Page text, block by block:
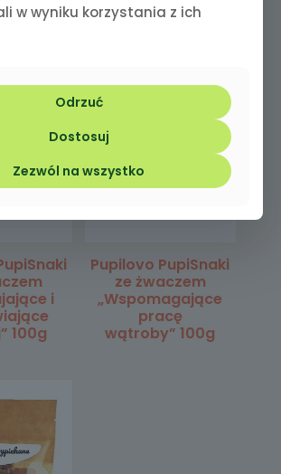
i
100g
Pupilovo PupiSnaki
ze żwaczem
„Wspomagające
pracę
wątroby” 100g
w wyniku korzystania z ich
Odrzuć
Dostosuj
Zezwól na wszystko